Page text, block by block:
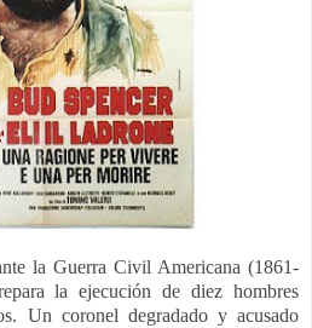
la Guerra Civil Americana (1861-
la ejecución de diez hombres
Un coronel degradado y acusado